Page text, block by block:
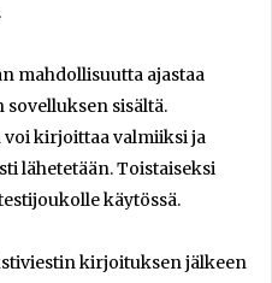
mahdollisuutta ajastaa
sisältä.
voi kirjoittaa valmiiksi ja
lähetetään. Toistaiseksi
käytössä.
kirjoituksen jälkeen